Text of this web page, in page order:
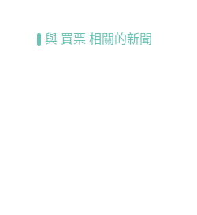
與 買票 相關的新聞